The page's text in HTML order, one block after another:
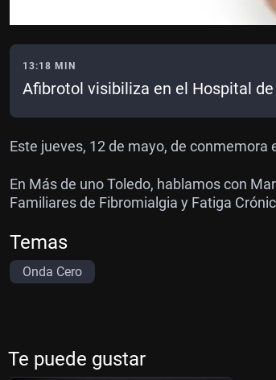
13:18 MIN
Afibrotol visibiliza en el Hospital
Este jueves, 12 de mayo, de conmemora
En Más de uno Toledo, hablamos con
Familiares de Fibromialgia y Fatiga
Temas
Onda Cero
Te puede gustar